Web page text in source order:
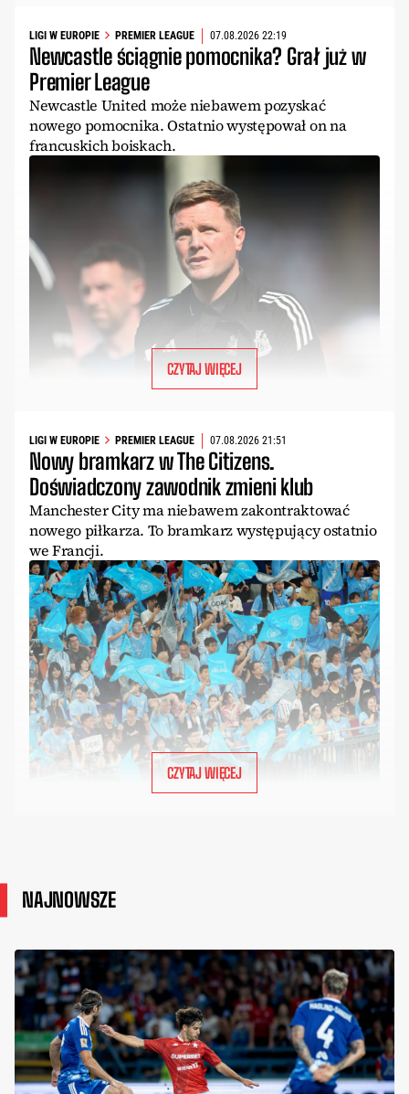
LIGI W EUROPIE PREMIER LEAGUE 07.08.2026 22:19
Newcastle ściągnie pomocnika? Grał już w
Premier League
Newcastle United może niebawem pozyskać
nowego pomocnika. Ostatnio występował on na
francuskich boiskach.
CZYTAJ WIĘCEJ
LIGI W EUROPIE PREMIER LEAGUE 07.08.2026 21:51
Nowy bramkarz w The Citizens.
Doświadczony zawodnik zmieni klub
Manchester City ma niebawem zakontraktować
nowego piłkarza. To bramkarz występujący ostatnio
we Francji.
CZYTAJ WIĘCEJ
NAJNOWSZE